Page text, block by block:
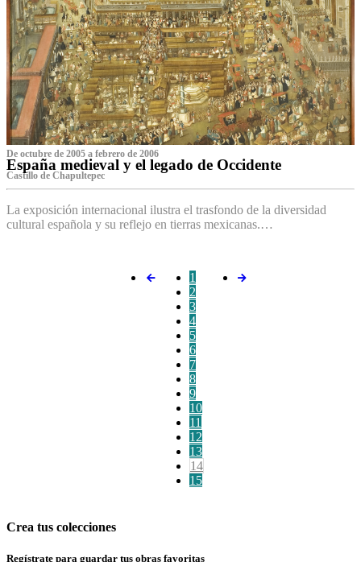
De octubre de 2005 a febrero de 2006
España medieval y el legado de Occidente
Castillo de Chapultepec
La exposición internacional ilustra el trasfondo de la diversidad
cultural española y su reflejo en tierras mexicanas.…
1
2
3
4
5
6
7
8
9
10
11
12
13
14
15
Crea tus colecciones
Regístrate para guardar tus obras favoritas